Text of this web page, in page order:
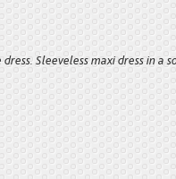
Sleeveless maxi dress in a